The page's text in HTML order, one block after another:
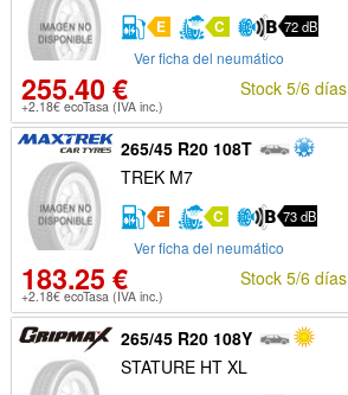
E C 72 dB
Ver ficha del neumático
255.40 €
+2.18€ ecoTasa (IVA inc.)
Stock 5/6 días
265/45 R20 108T
TREK M7
F C 73 dB
Ver ficha del neumático
183.25 €
+2.18€ ecoTasa (IVA inc.)
Stock 5/6 días
265/45 R20 108Y
STATURE HT XL